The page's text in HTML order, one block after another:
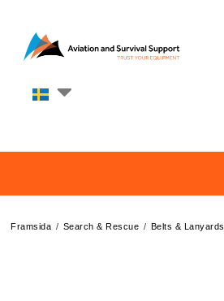
Framsida / Search & Rescue / Belts & Lanyards